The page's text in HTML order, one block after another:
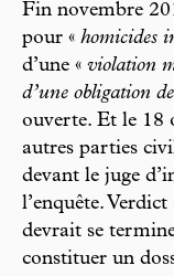
Fin novembre
pour « homicides
d’une « violation
d’une obligation
ouverte. Et le 18
autres parties
devant le juge
l’enquête.
devrait se
constituer un